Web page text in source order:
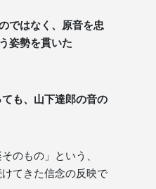
ではなく、原音を忠
姿勢を貫いた
も、山下達郎の音の
のもの」という、
てきた信念の反映で